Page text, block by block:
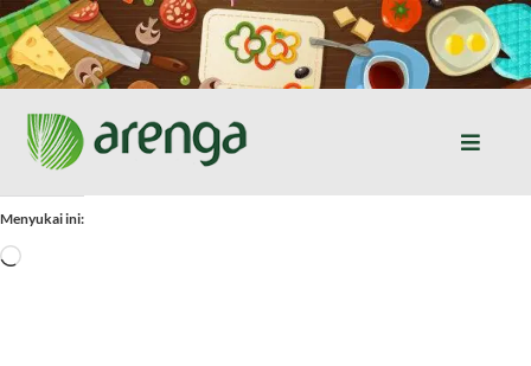
Skip
to
content
Toggle
Home
Menyukai ini:
Memuat...